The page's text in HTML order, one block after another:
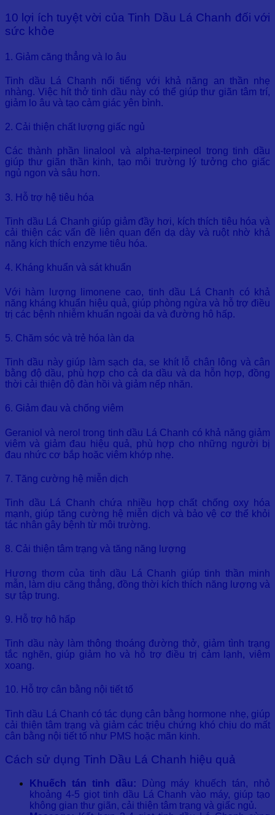
10 lợi ích tuyệt vời của Tinh Dầu Lá Chanh đối với
sức khỏe
1. Giảm căng thẳng và lo âu
Tinh dầu Lá Chanh nổi tiếng với khả năng an thần nhẹ
nhàng. Việc hít thở tinh dầu này có thể giúp thư giãn tâm trí,
giảm lo âu và tạo cảm giác yên bình.
2. Cải thiện chất lượng giấc ngủ
Các thành phần linalool và alpha-terpineol trong tinh dầu
giúp thư giãn thần kinh, tạo môi trường lý tưởng cho giấc
ngủ ngon và sâu hơn.
3. Hỗ trợ hệ tiêu hóa
Tinh dầu Lá Chanh giúp giảm đầy hơi, kích thích tiêu hóa và
cải thiện các vấn đề liên quan đến dạ dày và ruột nhờ khả
năng kích thích enzyme tiêu hóa.
4. Kháng khuẩn và sát khuẩn
Với hàm lượng limonene cao, tinh dầu Lá Chanh có khả
năng kháng khuẩn hiệu quả, giúp phòng ngừa và hỗ trợ điều
trị các bệnh nhiễm khuẩn ngoài da và đường hô hấp.
5. Chăm sóc và trẻ hóa làn da
Tinh dầu này giúp làm sạch da, se khít lỗ chân lông và cân
bằng độ dầu, phù hợp cho cả da dầu và da hỗn hợp, đồng
thời cải thiện độ đàn hồi và giảm nếp nhăn.
6. Giảm đau và chống viêm
Geraniol và nerol trong tinh dầu Lá Chanh có khả năng giảm
viêm và giảm đau hiệu quả, phù hợp cho những người bị
đau nhức cơ bắp hoặc viêm khớp nhẹ.
7. Tăng cường hệ miễn dịch
Tinh dầu Lá Chanh chứa nhiều hợp chất chống oxy hóa
mạnh, giúp tăng cường hệ miễn dịch và bảo vệ cơ thể khỏi
tác nhân gây bệnh từ môi trường.
8. Cải thiện tâm trạng và tăng năng lượng
Hương thơm của tinh dầu Lá Chanh giúp tinh thần minh
mẫn, làm dịu căng thẳng, đồng thời kích thích năng lượng và
sự tập trung.
9. Hỗ trợ hô hấp
Tinh dầu này làm thông thoáng đường thở, giảm tình trạng
tắc nghẽn, giúp giảm ho và hỗ trợ điều trị cảm lạnh, viêm
xoang.
10. Hỗ trợ cân bằng nội tiết tố
Tinh dầu Lá Chanh có tác dụng cân bằng hormone nhẹ, giúp
cải thiện tâm trạng và giảm các triệu chứng khó chịu do mất
cân bằng nội tiết tố như PMS hoặc mãn kinh.
Cách sử dụng Tinh Dầu Lá Chanh hiệu quả
Khuếch tán tinh dầu: Dùng máy khuếch tán, nhỏ
khoảng 4-5 giọt tinh dầu Lá Chanh vào máy, giúp tạo
không gian thư giãn, cải thiện tâm trạng và giấc ngủ.